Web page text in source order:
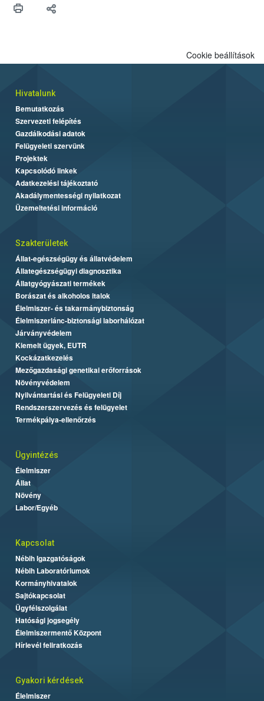
felhasználók számára is elérhető és ökológiai termesztésben is
Cookie beállítások
Hivatalunk
Bemutatkozás
Szervezeti felépítés
Gazdálkodási adatok
Felügyeleti szervünk
Projektek
Kapcsolódó linkek
Adatkezelési tájékoztató
Akadálymentességi nyilatkozat
Üzemeltetési információ
Szakterületek
Állat-egészségügy és állatvédelem
Állategészségügyi diagnosztika
Állatgyógyászati termékek
Borászat és alkoholos italok
Élelmiszer- és takarmánybiztonság
Élelmiszerlánc-biztonsági laborhálózat
Járványvédelem
Kiemelt ügyek, EUTR
Kockázatkezelés
Mezőgazdasági genetikai erőforrások
Növényvédelem
Nyilvántartási és Felügyeleti Díj
Rendszerszervezés és felügyelet
Termékpálya-ellenőrzés
Ügyintézés
Élelmiszer
Állat
Növény
Labor/Egyéb
Kapcsolat
Nébih Igazgatóságok
Nébih Laboratóriumok
Kormányhivatalok
Sajtókapcsolat
Ügyfélszolgálat
Hatósági jogsegély
Élelmiszermentő Központ
Hírlevél feliratkozás
Gyakori kérdések
Élelmiszer